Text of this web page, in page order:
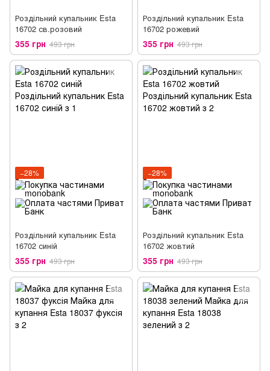
Роздільний купальник Esta
16702 св.розовий
355 грн 493 грн
Роздільний купальник Esta
16702 рожевий
355 грн 493 грн
−28%
Роздільний купальник Esta
16702 синій
355 грн 493 грн
−28%
Роздільний купальник Esta
16702 жовтий
355 грн 493 грн